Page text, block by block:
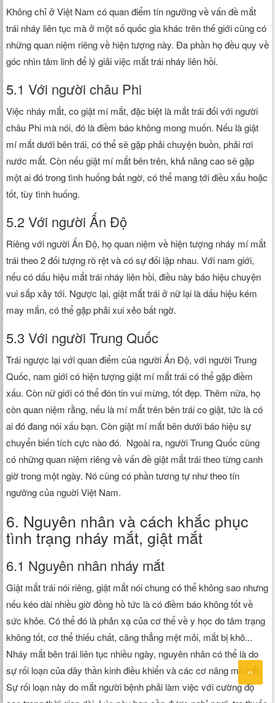
Không chỉ ở Việt Nam có quan điểm tín ngưỡng về vấn đề mắt
trái nháy liên tục mà ở một số quốc gia khác trên thế giới cũng có
những quan niệm riêng về hiện tượng này. Đa phần họ đều quy về
góc nhìn tâm linh để lý giải việc mắt trái nháy liên hồi.
5.1 Với người châu Phi
Việc nháy mắt, co giật mí mắt, đặc biệt là mắt trái đối với người
châu Phi mà nói, đó là điềm báo không mong muốn. Nếu là giật
mí mắt dưới bên trái, có thể sẽ gặp phải chuyện buồn, phải rơi
nước mắt. Còn nếu giật mí mắt bên trên, khả năng cao sẽ gặp
một ai đó trong tình huống bất ngờ, có thể mang tới điều xấu hoặc
tốt, tùy tình huống.
5.2 Với người Ấn Độ
Riêng với người Ấn Độ, họ quan niệm về hiện tượng nháy mí mắt
trái theo 2 đối tượng rõ rệt và có sự đối lập nhau. Với nam giới,
nếu có dấu hiệu mắt trái nháy liên hồi, điều này báo hiệu chuyện
vui sắp xảy tới. Ngược lại, giật mắt trái ở nữ lại là dấu hiệu kém
may mắn, có thể gặp phải xui xẻo bất ngờ.
5.3 Với người Trung Quốc
Trái ngược lại với quan điểm của người Ấn Độ, với người Trung
Quốc, nam giới có hiện tượng giật mí mắt trái có thể gặp điềm
xấu. Còn nữ giới có thể đón tin vui mừng, tốt đẹp. Thêm nữa, họ
còn quan niệm rằng, nếu là mí mắt trên bên trái co giật, tức là có
ai đó đang nói xấu bạn. Còn giật mí mắt bên dưới báo hiệu sự
chuyển biến tích cực nào đó. Ngoài ra, người Trung Quốc cũng
có những quan niệm riêng về vấn đề giật mắt trái theo từng canh
giờ trong một ngày. Nó cũng có phần tương tự như theo tín
ngưỡng của nguời Việt Nam.
6. Nguyên nhân và cách khắc phục
tình trạng nháy mắt, giật mắt
6.1 Nguyên nhân nháy mắt
Giật mắt trái nói riêng, giật mắt nói chung có thể không sao nhưng
nếu kéo dài nhiều giờ đồng hồ tức là có điềm báo không tốt về
sức khỏe. Có thể đó là phản xạ của cơ thể về y học do tâm trạng
không tốt, cơ thể thiếu chất, căng thẳng mệt mỏi, mắt bị khô...
Nháy mắt bên trái liên tục nhiều ngày, nguyên nhân có thể là do
sự rối loạn của dây thần kinh điều khiển và các cơ nâng mí mắt.
Sự rối loạn này do mắt người bệnh phải làm việc với cường độ